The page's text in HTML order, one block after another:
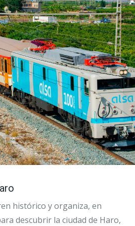
histórico y organiza, en
descubrir la ciudad de Haro,